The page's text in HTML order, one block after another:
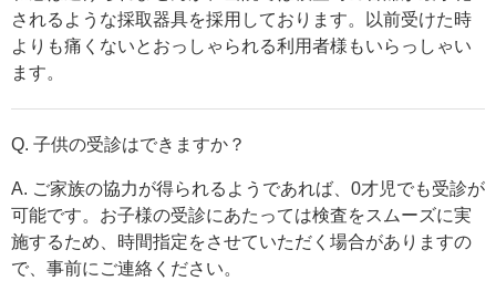
されるような採取器具を採用しております。以前受けた時
よりも痛くないとおっしゃられる利用者様もいらっしゃい
ます。
Q. 子供の受診はできますか？
A. ご家族の協力が得られるようであれば、0才児でも受診が
可能です。お子様の受診にあたっては検査をスムーズに実
施するため、時間指定をさせていただく場合がありますの
で、事前にご連絡ください。